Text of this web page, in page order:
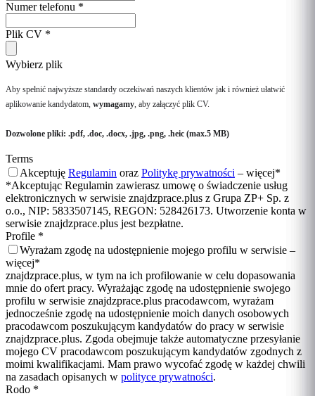
Numer telefonu *
Plik CV *
Wybierz plik
Aby spełnić najwyższe standardy oczekiwań naszych klientów jak i również ułatwić
aplikowanie kandydatom, wymagamy, aby załączyć plik CV.
Dozwolone pliki: .pdf, .doc, .docx, .jpg, .png, .heic (max.5 MB)
Terms
Akceptuję Regulamin oraz Politykę prywatności – więcej*
*Akceptując Regulamin zawierasz umowę o świadczenie usług
elektronicznych w serwisie znajdzprace.plus z Grupa ZP+ Sp. z
o.o., NIP: 5833507145, REGON: 528426173. Utworzenie konta w
serwisie znajdzprace.plus jest bezpłatne.
Profile *
Wyrażam zgodę na udostępnienie mojego profilu w serwisie –
więcej*
znajdzprace.plus, w tym na ich profilowanie w celu dopasowania
mnie do ofert pracy. Wyrażając zgodę na udostępnienie swojego
profilu w serwisie znajdzprace.plus pracodawcom, wyrażam
jednocześnie zgodę na udostępnienie moich danych osobowych
pracodawcom poszukującym kandydatów do pracy w serwisie
znajdzprace.plus. Zgoda obejmuje także automatyczne przesyłanie
mojego CV pracodawcom poszukującym kandydatów zgodnych z
moimi kwalifikacjami. Mam prawo wycofać zgodę w każdej chwili
na zasadach opisanych w polityce prywatności.
Rodo *